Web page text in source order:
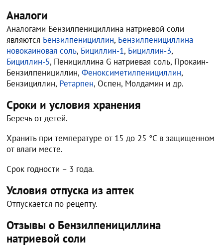
Аналоги
Аналогами Бензилпенициллина натриевой соли
являются Бензилпенициллин, Бензилпенициллина
новокаиновая соль, Бициллин-1, Бициллин-3,
Бициллин-5, Пенициллина G натриевая соль, Прокаин-
Бензилпенициллин,Феноксиметилпенициллин,
Бензициллин, Ретарпен, Оспен, Молдамин и др.
Сроки и условия хранения
Беречь от детей.
Хранить при температуре от 15 до 25 °C в защищенном
от влаги месте.
Срок годности – 3 года.
Условия отпуска из аптек
Отпускается по рецепту.
Отзывы о Бензилпенициллина
натриевой соли